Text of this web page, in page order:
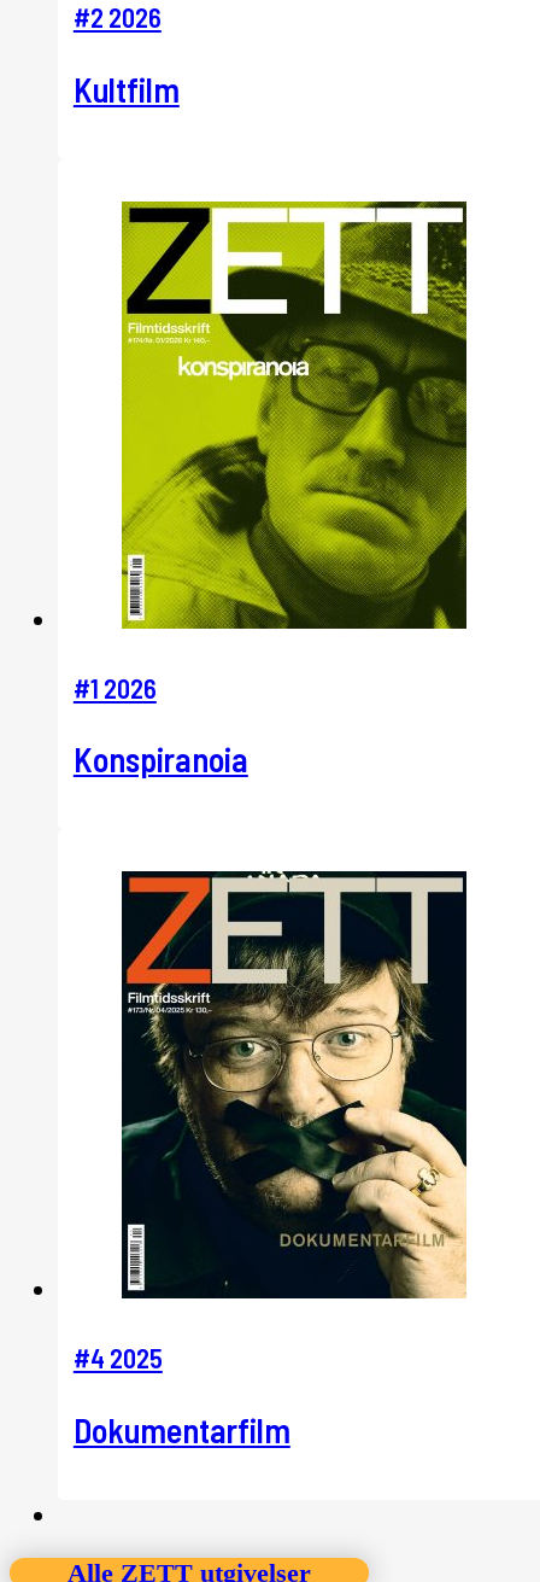
#2 2026
Kultfilm
#1 2026
Konspiranoia
#4 2025
Dokumentarfilm
Alle ZETT utgivelser